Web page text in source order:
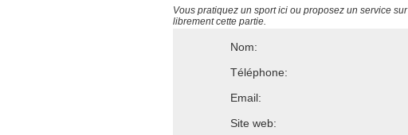
Vous pratiquez un sport ici ou proposez un service
librement cette partie.
Nom:
Téléphone:
Email:
Site web: